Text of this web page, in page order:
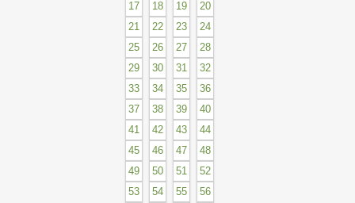
17
18 19
20
21
22 23
24
25
26 27
28
29
30 31
32
33
34 35
36
37
38 39
40
41
42 43
44
45
46 47
48
49
50 51
52
53
54 55
56